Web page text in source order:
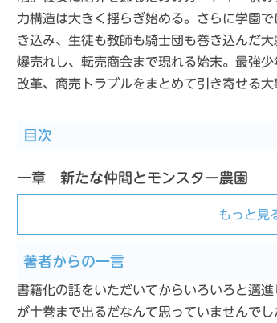
力構造は大きく揺らぎ始める。さらに学園
き込み、生徒も教師も騎士団も巻き込んだ
爆売れし、転売商会まで現れる始末。最強
改革、商売トラブルをまとめて引き寄せる
目次
一章 新たな仲間とモンスター農園
もっと見
著者からの一言
書籍化の話をいただいてからいろいろと邁
が十巻まで出るだなんて思っていませんでし